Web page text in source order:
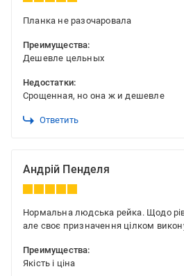
Планка не разочаровала
Преимущества:
Дешевле цельных
Недостатки:
Срощенная, но она ж и дешевле
Ответить
Андрій Пенделя
Нормальна людська рейка. Щодо
але своє призначення цілком
Преимущества:
Якість і ціна